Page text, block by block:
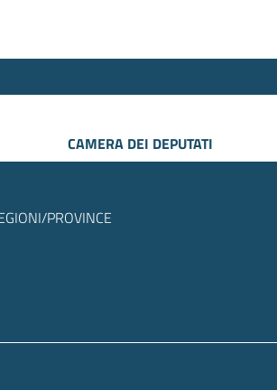
CAMERA DEI DEPUTATI
PROVINCE